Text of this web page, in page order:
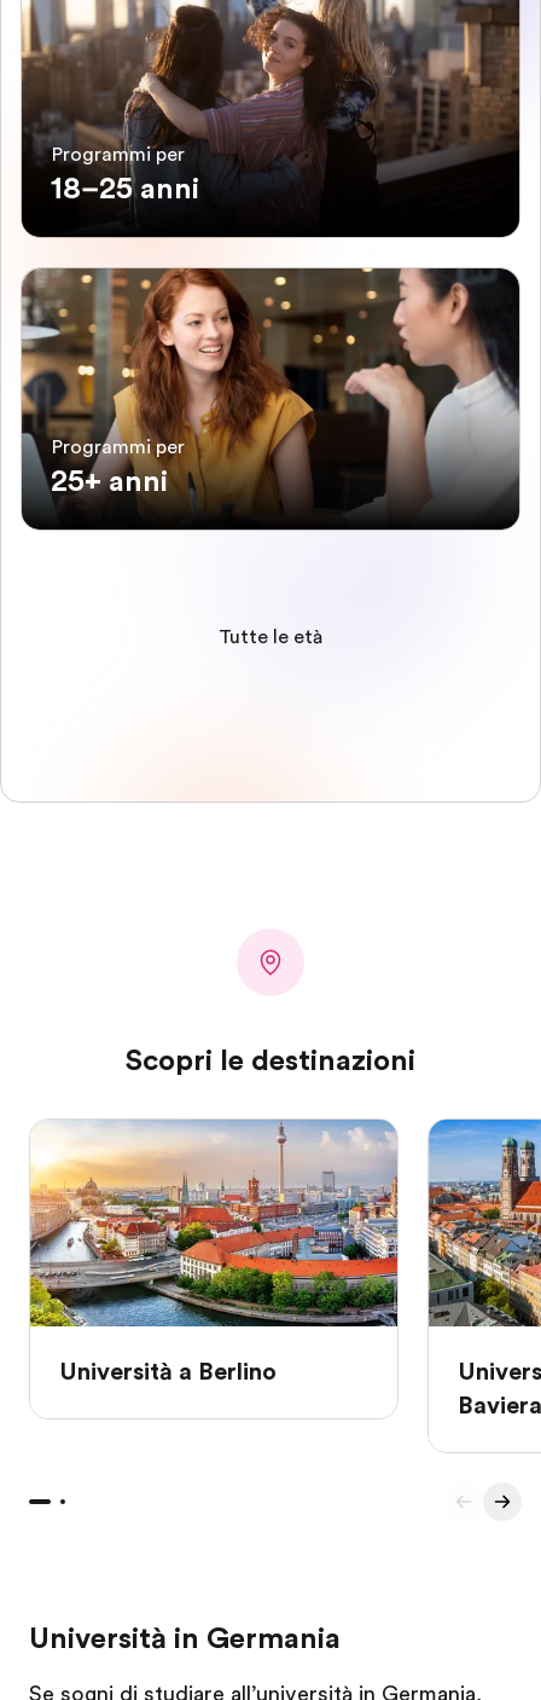
Programmi per
18–25 anni
Programmi per
25+ anni
Tutte le età
Scopri le destinazioni
Università a Berlino
Baviera
Università in Germania
Se sogni di studiare all’università in Germania,